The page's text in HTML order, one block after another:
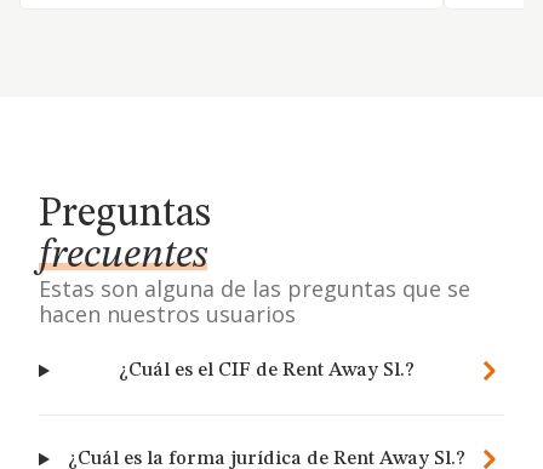
Preguntas
frecuentes
Estas son alguna de las preguntas que se
hacen nuestros usuarios
¿Cuál es el CIF de Rent Away Sl.?
¿Cuál es la forma jurídica de Rent Away Sl.?